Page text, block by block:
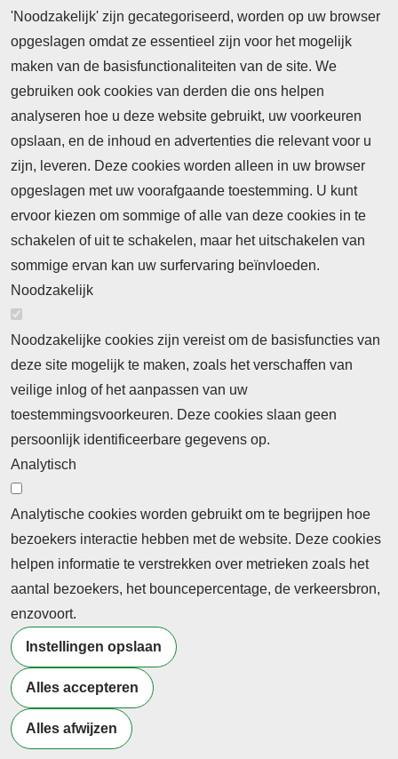
'Noodzakelijk' zijn gecategoriseerd, worden op uw browser
opgeslagen omdat ze essentieel zijn voor het mogelijk
maken van de basisfunctionaliteiten van de site. We
gebruiken ook cookies van derden die ons helpen
analyseren hoe u deze website gebruikt, uw voorkeuren
opslaan, en de inhoud en advertenties die relevant voor u
zijn, leveren. Deze cookies worden alleen in uw browser
opgeslagen met uw voorafgaande toestemming. U kunt
ervoor kiezen om sommige of alle van deze cookies in te
schakelen of uit te schakelen, maar het uitschakelen van
sommige ervan kan uw surfervaring beïnvloeden.
Noodzakelijk
Noodzakelijke cookies zijn vereist om de basisfuncties van
deze site mogelijk te maken, zoals het verschaffen van
veilige inlog of het aanpassen van uw
toestemmingsvoorkeuren. Deze cookies slaan geen
persoonlijk identificeerbare gegevens op.
Analytisch
Analytische cookies worden gebruikt om te begrijpen hoe
bezoekers interactie hebben met de website. Deze cookies
helpen informatie te verstrekken over metrieken zoals het
aantal bezoekers, het bouncepercentage, de verkeersbron,
enzovoort.
Instellingen opslaan
Alles accepteren
Alles afwijzen
Nieuws
Neem contact op
Algemene Leveringsvoorwaarden
Cookieverklaring
Privacyverklaring
Abonnementinformatie Inlogprocedure
Nieuws
Laatste nieuws
Meld u aan voor onze nieuwsbrief
Ontvang 2 keer per maand de nieuwsbrief met
persberichten, actualiteiten, nieuws en personalia uit het
beroepsonderwijs.
©2026 Profiel Actueel
Designed & Powered by